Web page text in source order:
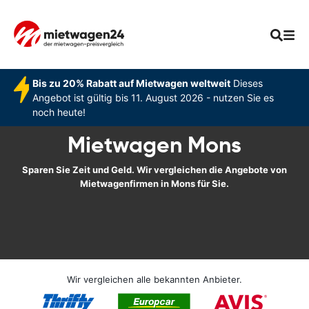
Bis zu 20% Rabatt auf Mietwagen weltweitDieses
Angebot ist gültig bis 11. August 2026 - nutzen Sie es
noch heute!
Mietwagen Mons
Sparen Sie Zeit und Geld. Wir vergleichen die Angebote von
Mietwagenfirmen in Mons für Sie.
Wir vergleichen alle bekannten Anbieter.